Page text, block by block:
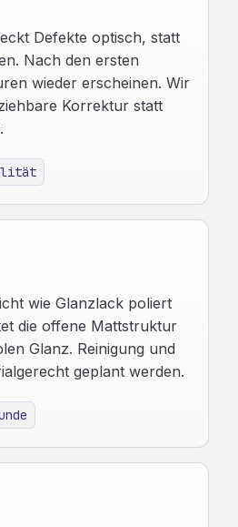
Defekte optisch, statt
Nach den ersten
wieder erscheinen. Wir
Korrektur statt
wie Glanzlack poliert
die offene Mattstruktur
Glanz. Reinigung und
geplant werden.